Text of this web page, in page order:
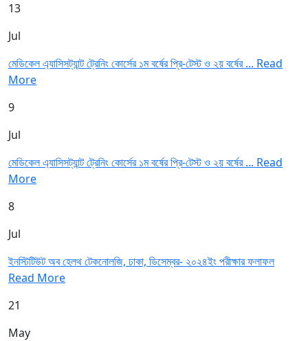
13
Jul
মেডিকেল এ্যাসিসট্যান্ট ট্রেনিং কোর্সের ১ম বর্ষের প্রি-টেস্ট ও ২য় বর্ষের ... Read
More
9
Jul
মেডিকেল এ্যাসিসট্যান্ট ট্রেনিং কোর্সের ১ম বর্ষের প্রি-টেস্ট ও ২য় বর্ষের ... Read
More
8
Jul
ইনস্টিটিউট অব হেলথ টেকনোলজি, ঢাকা, ডিসেম্বর- ২০২৪ইং পরীক্ষার ফলাফল
Read More
21
May